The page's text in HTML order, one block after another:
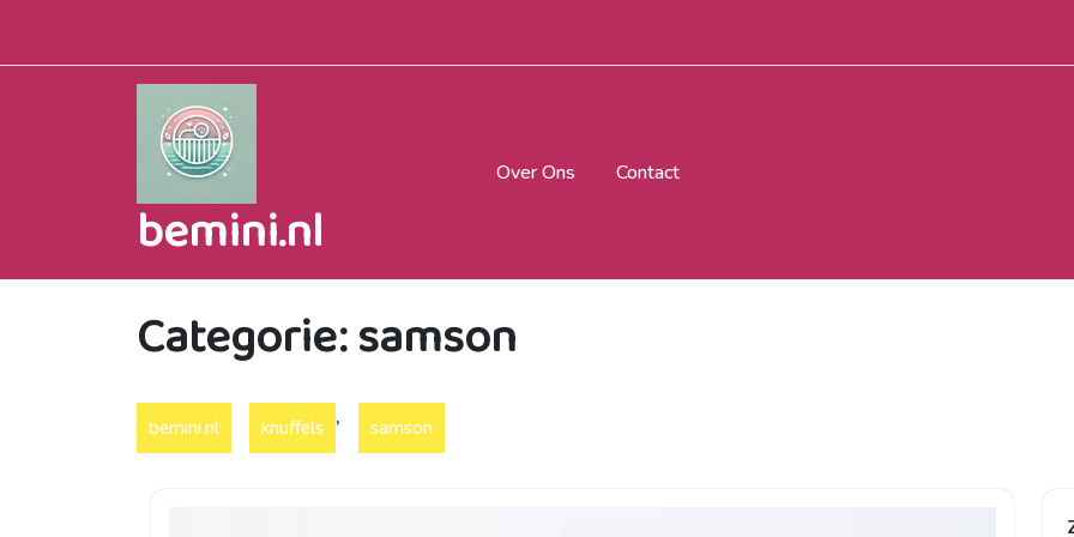
inhoud
bemini.nl
Over Ons Contact
Categorie:samson
bemini.nl knuffels , samson